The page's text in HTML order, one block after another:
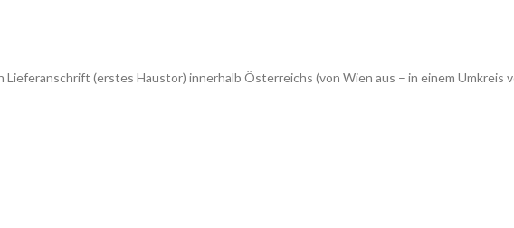
(erstes Haustor) innerhalb Österreichs (von Wien aus – in einem Umkreis